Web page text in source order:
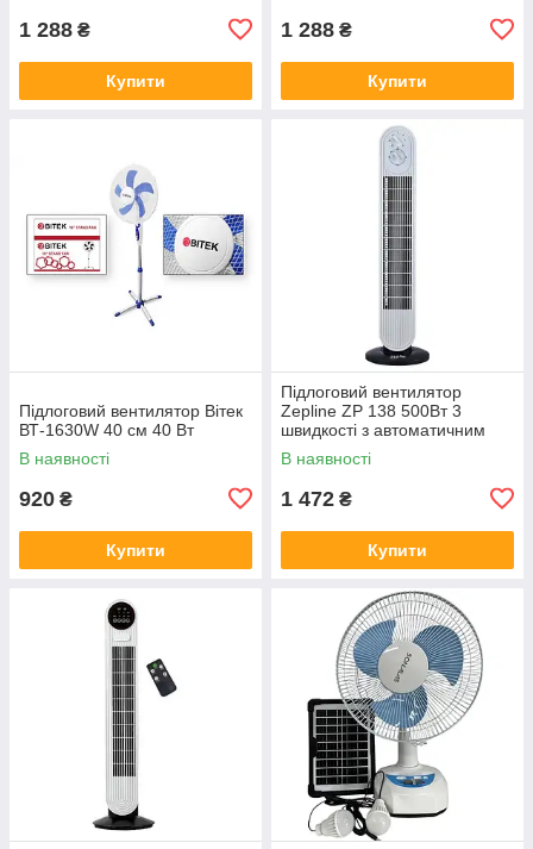
1 288 ₴
Купити
1 288 ₴
Купити
Підлоговий вентилятор Вітек
ВТ-1630W 40 см 40 Вт
В наявності
920 ₴
Купити
Підлоговий вентилятор
Zepline ZP 138 500Вт 3
швидкості з автоматичним
обертанням та низьким
рівнем шуму
В наявності
1 472 ₴
Купити